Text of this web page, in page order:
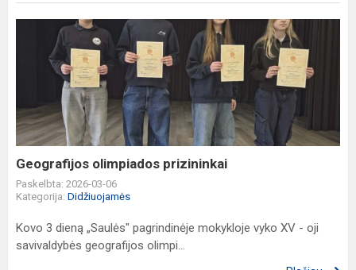
Geografijos
olimpiados
prizininkai
Geografijos olimpiados prizininkai
Paskelbta: 2026-03-06
Kategorija: Didžiuojamės
Kovo 3 dieną „Saulės" pagrindinėje mokykloje vyko XV - oji
savivaldybės geografijos olimpi...